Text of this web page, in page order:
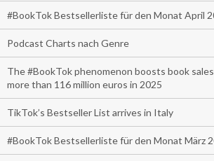
#BookTok Bestsellerliste für den Monat April
Podcast Charts nach Genre
The #BookTok phenomenon boosts book
more than 116 million euros in 2025
TikTok’s Bestseller List arrives in Italy
#BookTok Bestsellerliste für den Monat März